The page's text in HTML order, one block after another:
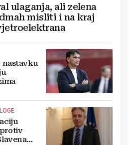
ulaganja, ali zelena
misliti i na kraj
nastavku